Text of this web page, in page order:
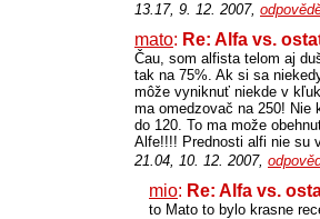
13.17, 9. 12. 2007,
mato: Re: Alfa vs.
Čau, som alfista telom aj
tak na 75%. Ak si sa
môže vyniknuť niekde v
ma omedzovač na 250! Nie
do 120. To ma može
Alfe!!!! Prednosti alfi nie su
21.04, 10. 12. 2007,
mio: Re: Alfa vs.
to Mato to bylo krasne